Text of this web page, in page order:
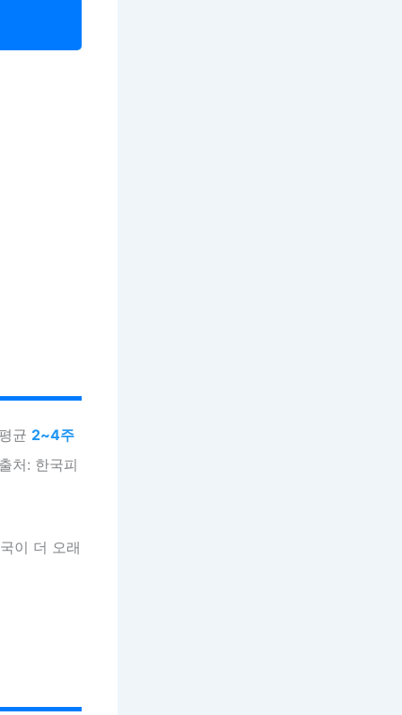
균 2~4주
처: 한국피
이 더 오래